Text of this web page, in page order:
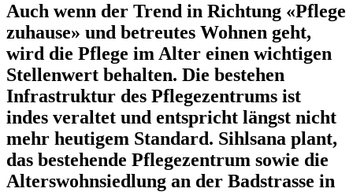
Auch wenn der Trend in Richtung «Pflege
zuhause» und betreutes Wohnen geht,
wird die Pflege im Alter einen wichtigen
Stellenwert behalten. Die bestehen
Infrastruktur des Pflegezentrums ist
indes veraltet und entspricht längst nicht
mehr heutigem Standard. Sihlsana plant,
das bestehende Pflegezentrum sowie die
Alterswohnsiedlung an der Badstrasse in